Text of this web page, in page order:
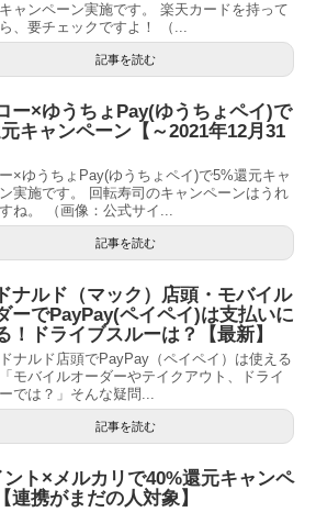
ャンペーン実施です。 楽天カードを持って
、要チェックですよ！ （...
記事を読む
ー×ゆうちょPay(ゆうちょペイ)で
キャンペーン【～2021年12月31
×ゆうちょPay(ゆうちょペイ)で5%還元キャ
実施です。 回転寿司のキャンペーンはうれ
ね。 （画像：公式サイ...
記事を読む
ナルド（マック）店頭・モバイル
ーでPayPay(ペイペイ)は支払いに
！ドライブスルーは？【最新】
ドナルド店頭でPayPay（ペイペイ）は使える
モバイルオーダーやテイクアウト、ドライ
では？」そんな疑問...
記事を読む
ト×メルカリで40%還元キャンペ
連携がまだの人対象】